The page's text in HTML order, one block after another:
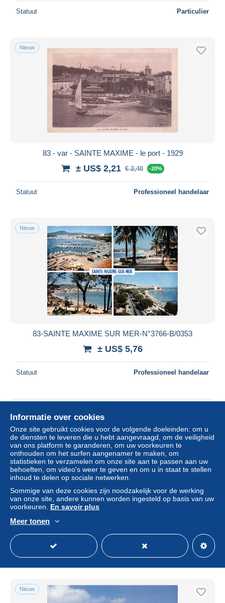
Statuut Particulier
Nieuw
83 - var - SAINTE MAXIME - le port - 1929
± US$ 2,21 € 2,40 -20%
Statuut Professioneel handelaar
Nieuw
83-SAINTE MAXIME SUR MER-N°3766-B/0353
± US$ 5,76
Statuut Professioneel handelaar
Professioneel handelaar
Nieuw
Informatie over cookies
Onze site gebruikt cookies voor de volgende doeleinden: om u
de diensten te leveren die u hebt aangevraagd, om de veiligheid
van ons platform te garanderen, om uw voorkeuren te
onthouden om het surfen aangenamer te maken, om
statistieken te verzamelen om onze site aan te passen aan uw
behoeften, om video's weer te geven en om u in staat te stellen
inhoud te delen op sociale netwerken.
Sommige van deze cookies zijn noodzakelijk voor de werking
van onze site, andere kunnen worden ingesteld op basis van uw
voorkeuren. En savoir plus
Meer tonen